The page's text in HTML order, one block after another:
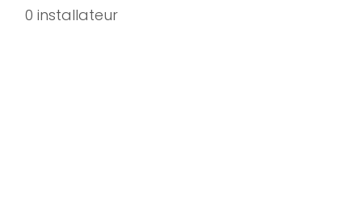
0 installateur